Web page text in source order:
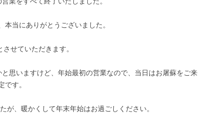
当にありがとうございました。
させていただきます。
思いますけど、年始最初の営業なので、当日はお屠蘇をご来
です。
が、暖かくして年末年始はお過ごしください。